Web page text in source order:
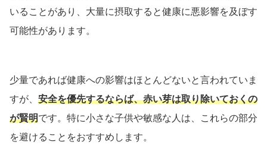
いることがあり、大量に摂取すると健康に悪影響を及ぼす
可能性があります。
少量であれば健康への影響はほとんどないと言われていま
すが、 安全を優先するならば、赤い芽は取り除いておくの
が賢明です。特に小さな子供や敏感な人は、これらの部分
を避けることをおすすめします。